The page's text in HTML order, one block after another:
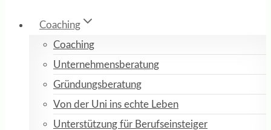
Coaching
Coaching
Unternehmensberatung
Gründungsberatung
Von der Uni ins echte Leben
Unterstützung für Berufseinsteiger